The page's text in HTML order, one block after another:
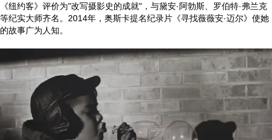
《纽约客》评价为"改写摄影史的成就"，与黛安·阿勃斯、罗伯特·弗兰克
等纪实大师齐名。2014年，奥斯卡提名纪录片《寻找薇薇安·迈尔》使她
的故事广为人知。